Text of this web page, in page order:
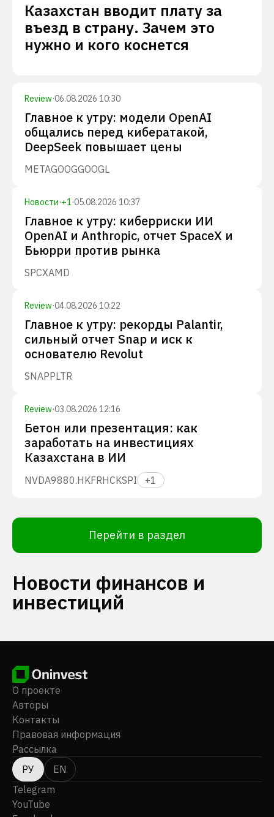
Казахстан вводит плату за
въезд в страну. Зачем это
нужно и кого коснется
Review·06.08.2026 10:30
Главное к утру: модели OpenAI
общались перед кибератакой,
DeepSeek повышает цены
METAGOOGGOOGL
Новости·+1·05.08.2026 10:37
Главное к утру: киберриски ИИ
OpenAI и Anthropic, отчет SpaceX и
Бьюрри против рынка
SPCXAMD
Review·04.08.2026 10:22
Главное к утру: рекорды Palantir,
сильный отчет Snap и иск к
основателю Revolut
SNAPPLTR
Review·03.08.2026 12:16
Бетон или презентация: как
заработать на инвестициях
Казахстана в ИИ
NVDA9880.HKFRHCKSPI +1
Перейти в раздел
Новости финансов и
инвестиций
О проекте
Авторы
Контакты
Правовая информация
Рассылка
РУ
EN
Telegram
YouTube